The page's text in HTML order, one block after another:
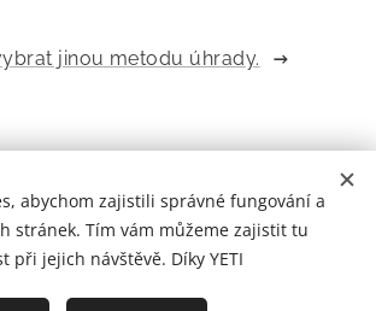
jinou metodu úhrady.
| Články a fotografie v nich použité jsou
jejich autorů. Můžete si je číst, prohlížet a
pro svou osobní potřebu. Jakékoli jiné
abychom zajistili správné fungování a
stránek. Tím vám můžeme zajistit tu
při jejich návštěvě. Díky YETI